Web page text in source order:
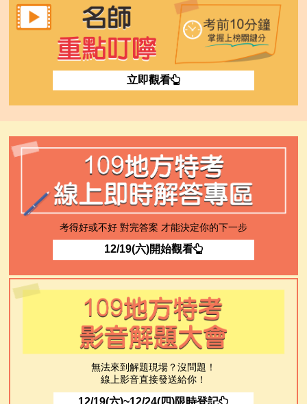
立即觀看
考得好或不好 對完答案 才能決定你的下一步
12/19(六)開始觀看
無法來到解題現場？沒問題！
線上影音直接發送給你！
12/19(六)~12/24(四)限時登記